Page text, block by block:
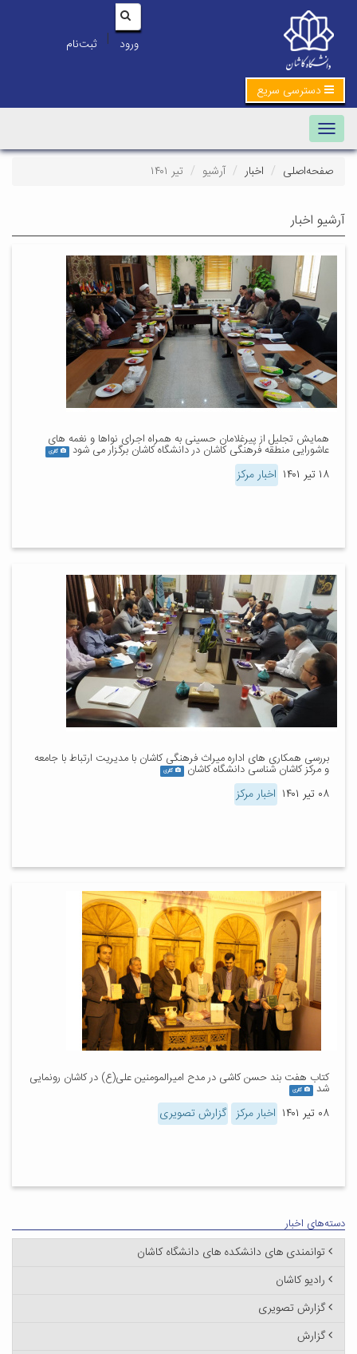
ورود | ثبت‌نام
دسترسی سریع
Toggle navigation
صفحه‌اصلی اخبار آرشیو تیر ۱۴۰۱
آرشیو اخبار
همایش تجلیل از پیرغلامان حسینی به همراه اجرای نواها و نغمه های
عاشورایی منطقه فرهنگی کاشان در دانشگاه کاشان برگزار می شود گالری
۱۸ تیر ۱۴۰۱ اخبار مرکز
بررسی همکاری های اداره میراث فرهنگی کاشان با مدیریت ارتباط با جامعه
و مرکز کاشان شناسی دانشگاه کاشان گالری
۰۸ تیر ۱۴۰۱ اخبار مرکز
کتاب هفت بند حسن کاشی در مدح امیرالمومنین علی(ع) در کاشان رونمایی
شد گالری
۰۸ تیر ۱۴۰۱ اخبار مرکز گزارش تصویری
دسته‌های اخبار
توانمندی های دانشکده های دانشگاه کاشان
رادیو کاشان
گزارش تصویری
گزارش